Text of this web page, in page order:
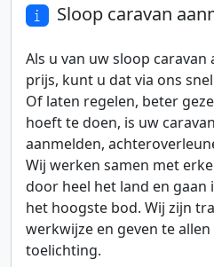
Sloop caravan
Als u van uw sloop
prijs, kunt u dat via ons
Of laten regelen, beter
hoeft te doen, is uw
aanmelden,
Wij werken samen met
door heel het land en
het hoogste bod. Wij zijn
werkwijze en geven te
toelichting.